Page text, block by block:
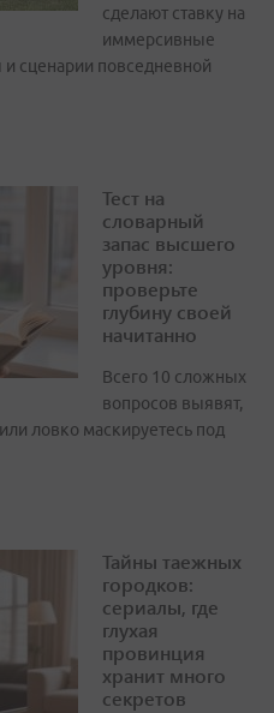
сделают ставку на
иммерсивные
сценарии повседневной
Тест на
словарный
запас высшего
уровня:
проверьте
глубину своей
начитанно
Всего 10 сложных
вопросов выявят,
ловко маскируетесь под
Тайны таежных
городков:
сериалы, где
глухая
провинция
хранит много
секретов